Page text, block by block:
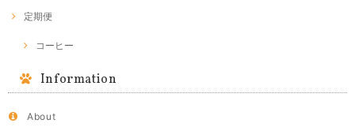
定期便
コーヒー
Information
About